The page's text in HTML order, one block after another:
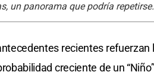
un panorama que podría repetirse.
recientes refuerzan
creciente de un